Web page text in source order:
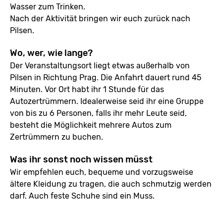
Wasser zum Trinken.
Nach der Aktivität bringen wir euch zurück nach
Pilsen.
Wo, wer, wie lange?
Der Veranstaltungsort liegt etwas außerhalb von
Pilsen in Richtung Prag. Die Anfahrt dauert rund 45
Minuten. Vor Ort habt ihr 1 Stunde für das
Autozertrümmern. Idealerweise seid ihr eine Gruppe
von bis zu 6 Personen, falls ihr mehr Leute seid,
besteht die Möglichkeit mehrere Autos zum
Zertrümmern zu buchen.
Was ihr sonst noch wissen müsst
Wir empfehlen euch, bequeme und vorzugsweise
ältere Kleidung zu tragen, die auch schmutzig werden
darf. Auch feste Schuhe sind ein Muss.